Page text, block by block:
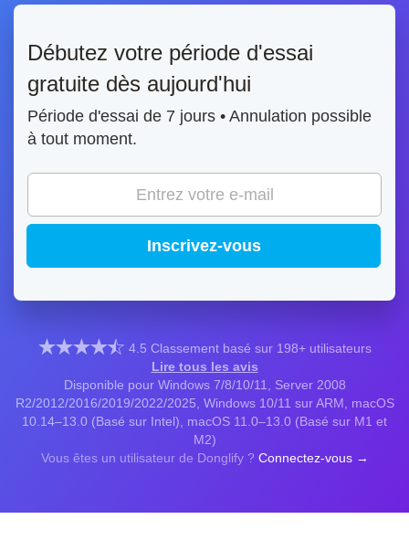
Débutez votre période d'essai
gratuite dès aujourd'hui
Période d'essai de 7 jours • Annulation possible
à tout moment.
Inscrivez-vous
4.5 Classement basé sur 198+ utilisateurs
Lire tous les avis
Disponible pour Windows 7/8/10/11, Server 2008
R2/2012/2016/2019/2022/2025, Windows 10/11 sur ARM, macOS
10.14–13.0 (Basé sur Intel), macOS 11.0–13.0 (Basé sur M1 et
M2)
Vous êtes un utilisateur de Donglify ? Connectez-vous →